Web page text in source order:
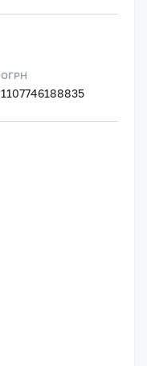
ОГРН
1107746188835